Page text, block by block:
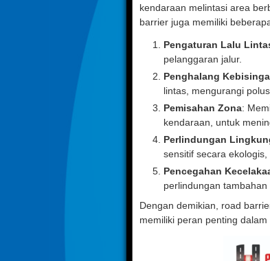
kendaraan melintasi area
barrier juga memiliki
Pengaturan Lalu
pelanggaran jalur.
Penghalang
lintas, mengurangi
Pemisahan Zona:
kendaraan, untuk
Perlindungan
sensitif secara
Pencegahan
perlindungan
Dengan demikian, road
memiliki peran penting